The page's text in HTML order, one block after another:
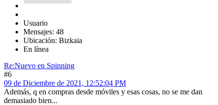
Usuario
Mensajes: 48
Ubicación: Bizkaia
En línea
Re:Nuevo en Spinning
#6
09 de Diciembre de 2021, 12:52:04 PM
Además, q en compras desde móviles y esas cosas, no se me dan
demasiado bien...